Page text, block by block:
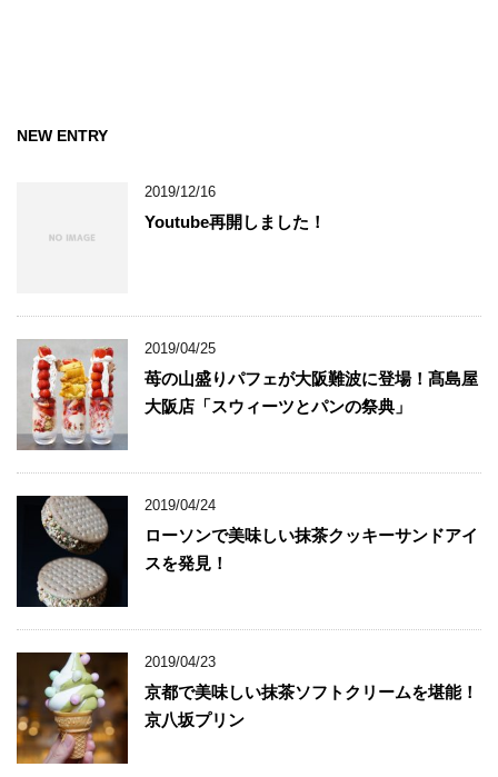
NEW ENTRY
2019/12/16
Youtube再開しました！
2019/04/25
苺の山盛りパフェが大阪難波に登場！髙島屋
大阪店「スウィーツとパンの祭典」
2019/04/24
ローソンで美味しい抹茶クッキーサンドアイ
スを発見！
2019/04/23
京都で美味しい抹茶ソフトクリームを堪能！
京八坂プリン